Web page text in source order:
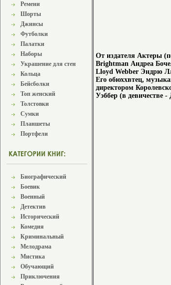
Ремени
Шорты
Джинсы
Футболки
Палатки
Наборы
Украшение для стен
Кольца
Бейсболки
Топ женский
Толстовки
Сумки
Планшеты
Портфели
Биографический
Боевик
Военный
Детектив
Исторический
Комедия
Криминальный
Мелодрама
Мистика
Обучающий
Приключения
От издателя Актеры
Brightman Андреа
Lloyd Webber Эндрю
Его обюххвтец,
директором
Уэббер (в девичестве